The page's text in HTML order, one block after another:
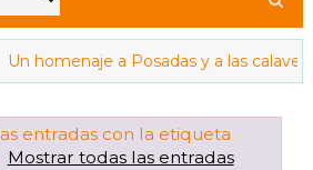
homenaje a Posadas y a las calaveras
entradas con la etiqueta
Mostrar todas las entradas